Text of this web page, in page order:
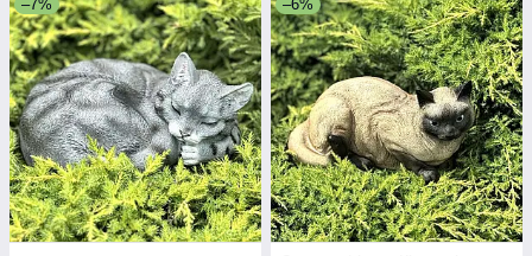
–7% –6%